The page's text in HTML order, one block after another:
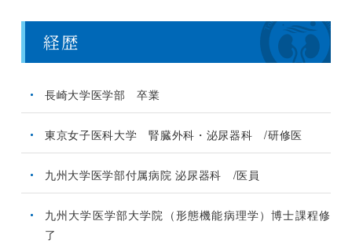
経歴
長崎大学医学部 卒業
東京女子医科大学 腎臓外科・泌尿器科 /研修医
九州大学医学部付属病院 泌尿器科 /医員
九州大学医学部大学院（形態機能病理学）博士課程修
了